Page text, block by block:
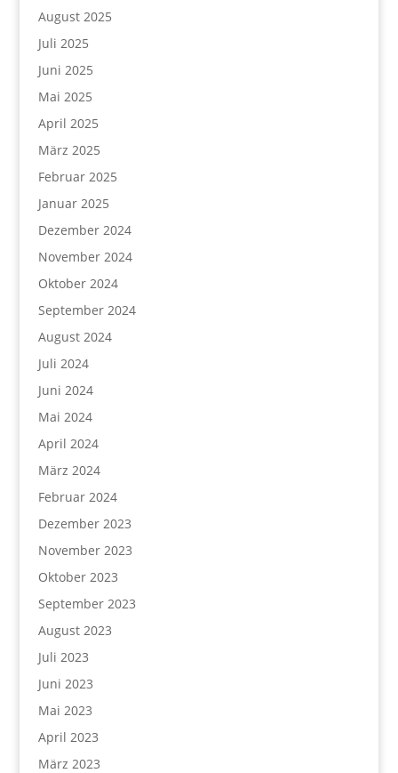
August 2025
Juli 2025
Juni 2025
Mai 2025
April 2025
März 2025
Februar 2025
Januar 2025
Dezember 2024
November 2024
Oktober 2024
September 2024
August 2024
Juli 2024
Juni 2024
Mai 2024
April 2024
März 2024
Februar 2024
Dezember 2023
November 2023
Oktober 2023
September 2023
August 2023
Juli 2023
Juni 2023
Mai 2023
April 2023
März 2023